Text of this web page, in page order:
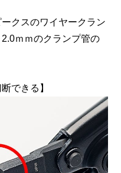
クスのワイヤークラン
ｍｍのクランプ管の
できる】